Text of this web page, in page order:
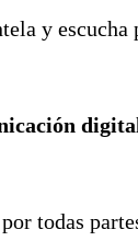
y escucha
todas